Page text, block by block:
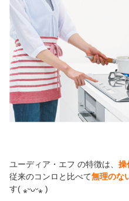
ユーディア・エフ の特徴は、 操
従来のコンロと比べて無理のな
す( ⁎ᵕᴗᵕ⁎ )